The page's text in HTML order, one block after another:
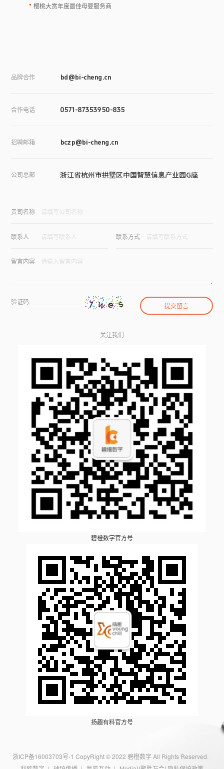
樱桃大赏年度最佳母婴服务商
品牌合作 bd@bi-cheng.cn
合作电话 0571-87353950-835
招聘邮箱 bczp@bi-cheng.cn
公司总部 浙江省杭州市拱墅区中国智慧信息产业园G座
贵司名称
联系人 联系方式
留言内容
验证码:
关注我们
碧橙数字官方号
扬趣有料官方号
浙ICP备16003703号-1 CopyRight © 2022 碧橙数字 All Rights Reserved.